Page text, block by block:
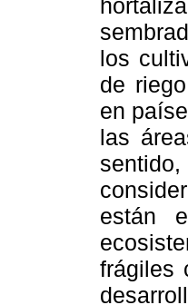
los
de
en
las
están
frágiles